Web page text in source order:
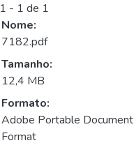
1 - 1 de 1
Nome:
7182.pdf
Tamanho:
12,4 MB
Formato:
Adobe Portable Document
Format